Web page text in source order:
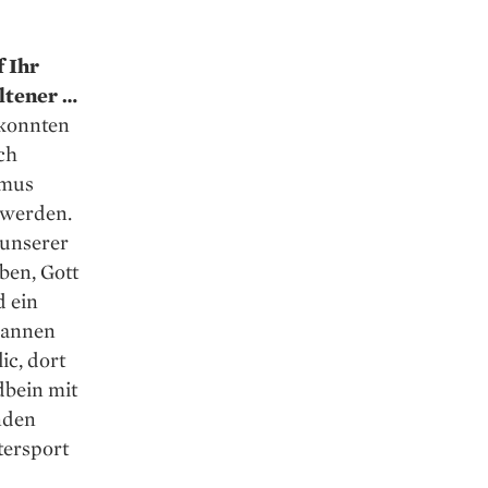
Ihr
…
Gott
ein
dort
mit